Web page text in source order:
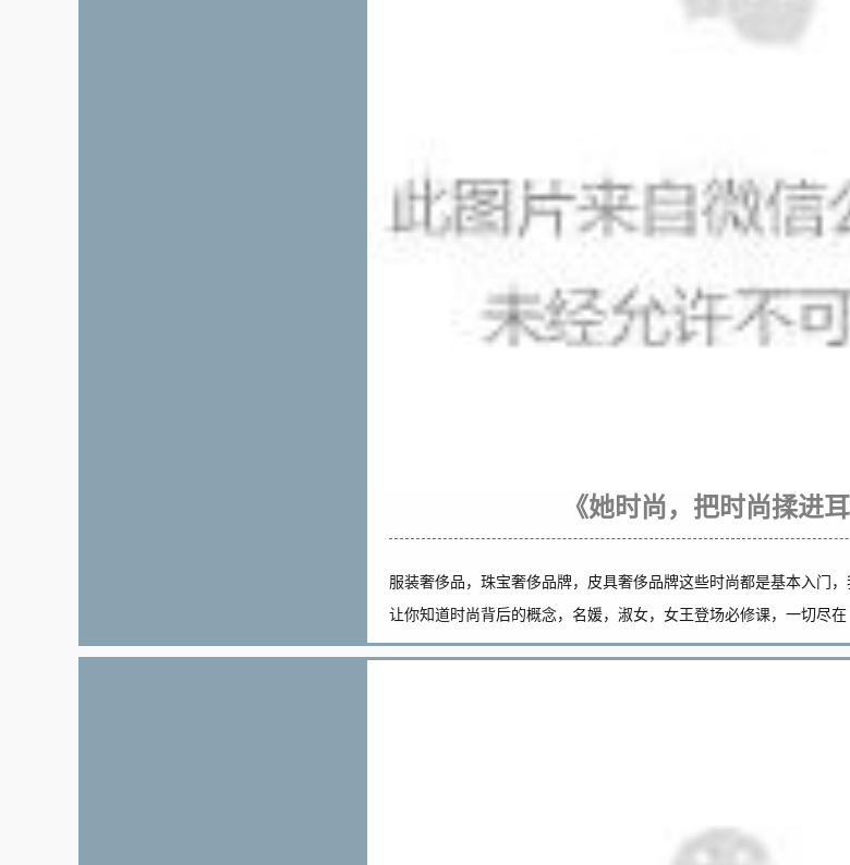
《她时尚，把时尚揉进耳
服装奢侈品， 珠宝奢侈品牌， 皮具奢侈品牌这些时尚都是基本入门
让你知道时尚背后的概念，名媛，淑女，女王登场必修课，一切尽在